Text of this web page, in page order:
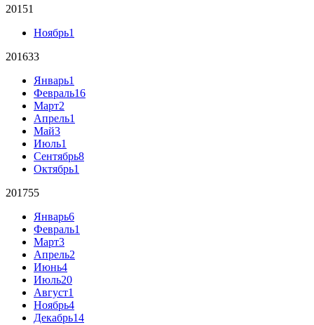
20151
Ноябрь1
201633
Январь1
Февраль16
Март2
Апрель1
Май3
Июль1
Сентябрь8
Октябрь1
201755
Январь6
Февраль1
Март3
Апрель2
Июнь4
Июль20
Август1
Ноябрь4
Декабрь14